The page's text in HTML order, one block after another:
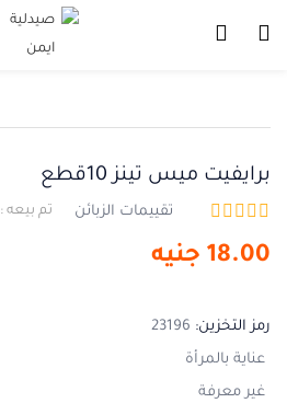
ادخل اسم المستخدم وكلمة المرور للدخول.
برايفيت ميس تينز 10قطع
تقييمات الزبائن تم بيعه :
18.00 جنيه
رمز التخزين: 23196
عناية بالمرأة
غير معرفة